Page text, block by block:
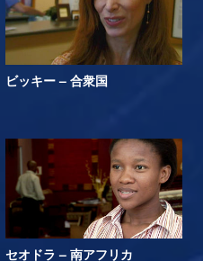
ビッキー – 合衆国
セオドラ – 南アフリカ